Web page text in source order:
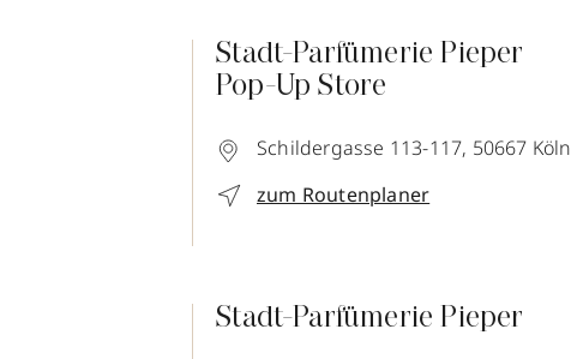
Stadt-Parfümerie Pieper
Pop-Up Store
Schildergasse 113-117, 50667 Köln
zum Routenplaner
Stadt-Parfümerie Pieper